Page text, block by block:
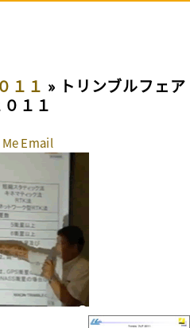
１１ » トリンブルフェア
１１
Email